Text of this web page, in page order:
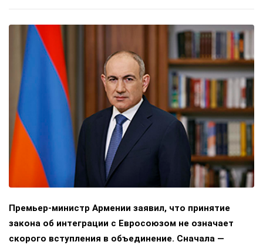
Премьер-министр Армении заявил, что принятие
закона об интеграции с Евросоюзом не означает
скорого вступления в объединение. Сначала —